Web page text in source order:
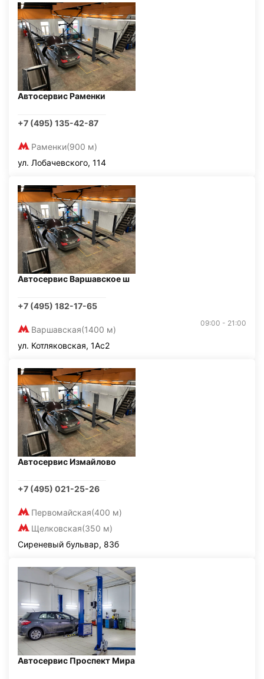
Автосервис Раменки
+7 (495) 135-42-87
Раменки(900 м)
ул. Лобачевского, 114
Автосервис Варшавское ш
+7 (495) 182-17-65
Варшавская(1400 м)
09:00 - 21:00
ул. Котляковская, 1Ас2
Автосервис Измайлово
+7 (495) 021-25-26
Первомайская(400 м)
Щелковская(350 м)
Сиреневый бульвар, 83б
Автосервис Проспект Мира